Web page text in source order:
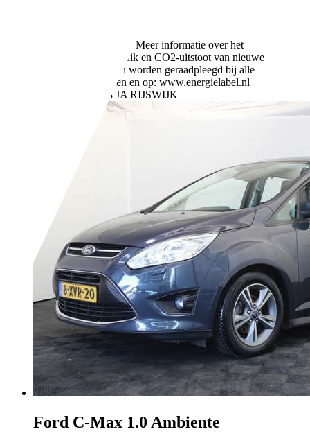
Meer informatie over het
brandstofverbruik en CO2-uitstoot van nieuwe
voertuigen kan worden geraadpleegd bij alle
verkooppunten en op: www.energielabel.nl
NL-2288 JA RIJSWIJK
Ford C-Max 1.0 Ambiente